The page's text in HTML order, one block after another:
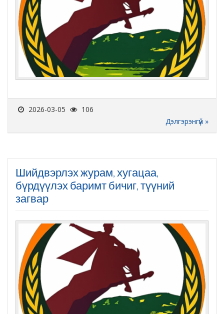
2026-03-05
106
Дэлгэрэнгүй »
Шийдвэрлэх журам, хугацаа,
бүрдүүлэх баримт бичиг, түүний
загвар